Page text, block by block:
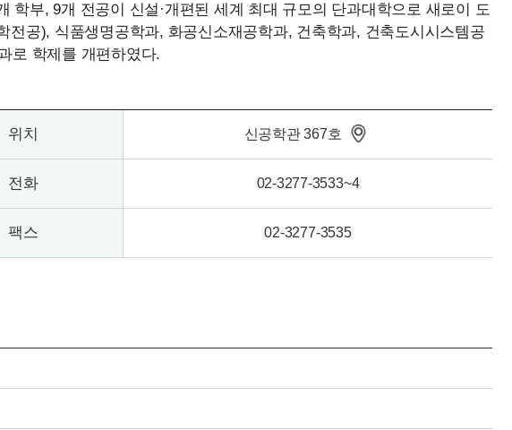
부, 9개 전공이 신설·개편된 세계 최대 규모의 단과대학으로 새로이 도
공), 식품생명공학과, 화공신소재공학과, 건축학과, 건축도시시스템공
로 학제를 개편하였다.
위치 신공학관 367호
전화 02-3277-3533~4
팩스 02-3277-3535